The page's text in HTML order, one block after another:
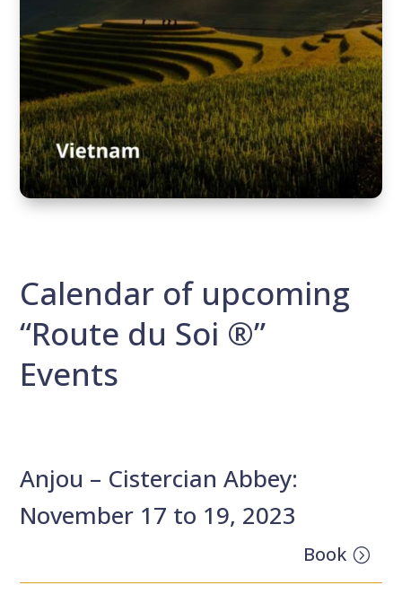
Calendar of upcoming
“Route du Soi ®”
Events
Anjou – Cistercian Abbey:
November 17 to 19, 2023
Book